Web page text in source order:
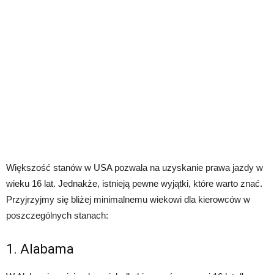
Większość stanów w USA pozwala na uzyskanie prawa jazdy w
wieku 16 lat. Jednakże, istnieją pewne wyjątki, które warto znać.
Przyjrzyjmy się bliżej minimalnemu wiekowi dla kierowców w
poszczególnych stanach:
1. Alabama